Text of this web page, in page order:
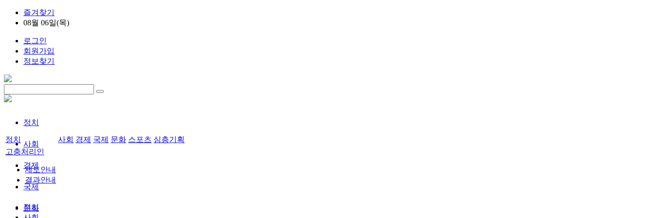
즐겨찾기
08월 06일(목)
로그인
회원가입
정보찾기
정치
사회
경제
국제
문화
정치 사회 경제 국제 문화 스포츠 심층기획
고충처리인
제도안내
결과안내
정치